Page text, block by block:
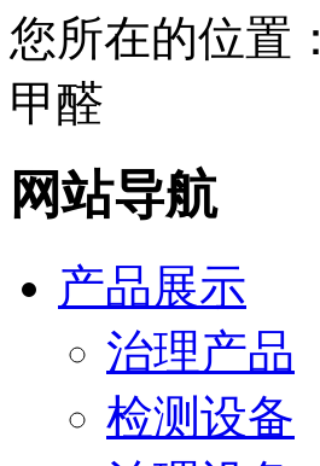
您所在的位置：
甲醛
网站导航
产品展示
治理产品
检测设备